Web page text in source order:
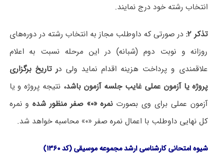
انتخاب رشته خود درج نمایند.
تذکر ۲ : در صورتی که داوطلب مجاز به انتخاب رشته در دوره‌های
روزانه و نوبت دوم (شبانه) در این مرحله نسبت به اعلام
علاقمندی و پرداخت هزینه اقدام نماید ولی در تاریخ برگزاری
پروژه یا آزمون عملی غایب جلسه آزمون باشد، نتیجه پروژه و یا
آزمون عملی برای وی بصورت نمره «۰» صفر منظور شده
و نمره
کل نهایی داوطلب با اعمال نمره صفر «۰» محاسبه خواهد شد.
شیوه امتحانی کارشناسی ارشد مجموعه موسیقی (کد ۱۳۶۰ )